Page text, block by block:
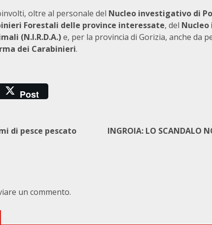
oltre al personale del Nucleo investigativo di
Forestali delle province interessate, del
(N.I.R.D.A.)e, per la provincia di Gorizia, anche da
dei Carabinieri.
Post
di pesce pescato
INGROIA: LO SCANDALO
un commento.